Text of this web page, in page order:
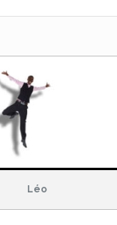
Léo